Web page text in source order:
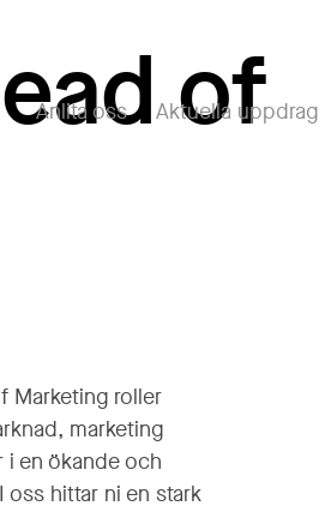
Anlita oss Aktuella uppdrag
of
Marketing roller
marketing
i en ökande och
oss hittar ni en stark